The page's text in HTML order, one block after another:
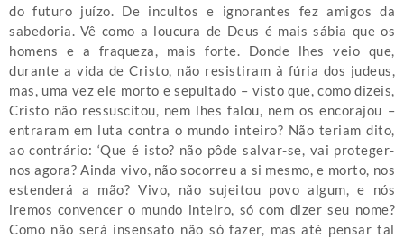
do futuro juízo. De incultos e ignorantes fez amigos da
sabedoria. Vê como a loucura de Deus é mais sábia que os
homens e a fraqueza, mais forte. Donde lhes veio que,
durante a vida de Cristo, não resistiram à fúria dos judeus,
mas, uma vez ele morto e sepultado – visto que, como dizeis,
Cristo não ressuscitou, nem lhes falou, nem os encorajou –
entraram em luta contra o mundo inteiro? Não teriam dito,
ao contrário: ‘Que é isto? não pôde salvar-se, vai proteger-
nos agora? Ainda vivo, não socorreu a si mesmo, e morto, nos
estenderá a mão? Vivo, não sujeitou povo algum, e nós
iremos convencer o mundo inteiro, só com dizer seu nome?
Como não será insensato não só fazer, mas até pensar tal